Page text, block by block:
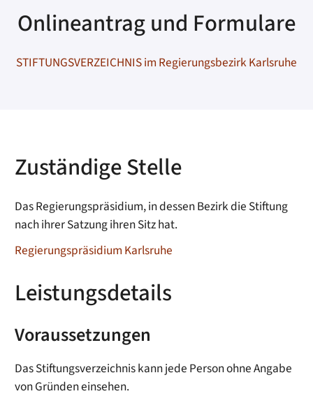
Onlineantrag und Formulare
STIFTUNGSVERZEICHNIS im Regierungsbezirk Karlsruhe
Zuständige Stelle
Das Regierungspräsidium, in dessen Bezirk die Stiftung
nach ihrer Satzung ihren Sitz hat.
Regierungspräsidium Karlsruhe
Leistungsdetails
Voraussetzungen
Das Stiftungsverzeichnis kann jede Person ohne Angabe
von Gründen einsehen.